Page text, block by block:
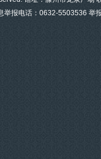
举报电话：0632-5503536 举